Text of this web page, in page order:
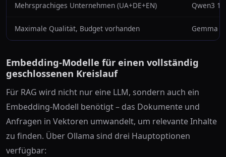
Mehrsprachiges Unternehmen (UA+DE+EN) Qwen3
Maximale Qualität, Budget vorhanden Gemma
Embedding-Modelle für einen vollständig
geschlossenen Kreislauf
Für RAG wird nicht nur eine LLM, sondern auch ein
Embedding-Modell benötigt – das Dokumente und
Anfragen in Vektoren umwandelt, um relevante Inhalte
zu finden. Über Ollama sind drei Hauptoptionen
verfügbar: